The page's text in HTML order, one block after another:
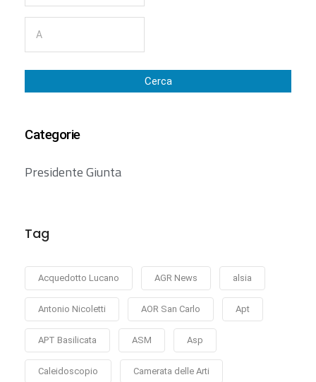
Cerca
Categorie
Presidente Giunta
Tag
Acquedotto Lucano AGR News alsia
Antonio Nicoletti AOR San Carlo Apt
APT Basilicata ASM Asp
Caleidoscopio Camerata delle Arti